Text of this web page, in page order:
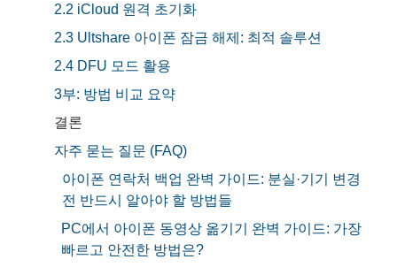
2.2 iCloud 원격 초기화
2.3 Ultshare 아이폰 잠금 해제: 최적 솔루션
2.4 DFU 모드 활용
3부: 방법 비교 요약
결론
자주 묻는 질문 (FAQ)
아이폰 연락처 백업 완벽 가이드: 분실·기기 변경
전 반드시 알아야 할 방법들
PC에서 아이폰 동영상 옮기기 완벽 가이드: 가장
빠르고 안전한 방법은?